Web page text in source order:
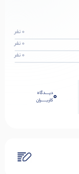
0 نفر
0 نفر
0 نفر
0دیــــدگاه
کاربـــــران